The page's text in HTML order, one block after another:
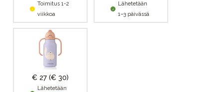
Toimitus 1-2
viikkoa
Lähetetään
1–3 päivässä
€ 27 (€ 30)
Lähetetään